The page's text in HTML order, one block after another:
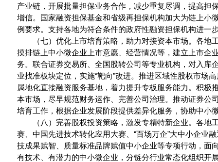
产业链，开展批量担保业务合作，减少重复尽调，提高担
增信。国家融资担保基金和省级再担保机构加大为链上小
例要求。支持各地为符合条件的政府性融资担保机构进一
（七）优化上市培育策略，助力对接资本市场。各
摸排链上中小微企业上市意愿、经营情况等，建立上市企
务。联合证券交易所、全国股转公司等专业机构，对入库
业找准板块定位，实施“靶向”改进。推进区域性股权市场
属地化直接融资服务基地，着力提升专板服务能力。积
本市场，尽早规范财务运作、完善公司治理。推动证券公
培育工作，根据企业发展阶段提供差异化服务，协助中小
（八）完善股权投资策略，激发专精特新企业。各地
赛、中国先进技术转化应用大赛、“百场万企”大中小企业
技成果赋智、质量标准品牌赋值中小企业等专项行动，面
有技术、有潜力的中小微企业，分链分行业常态化组织开